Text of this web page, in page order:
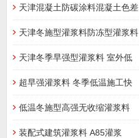
天津混凝土防碳涂料混凝土色差
天津冬施型灌浆料防冻型灌浆料
天津冬季早强型灌浆料 室外低
超早强灌浆料 冬季低温施工快
低温冬施型高强无收缩灌浆料
装配式建筑灌浆料 A85灌浆